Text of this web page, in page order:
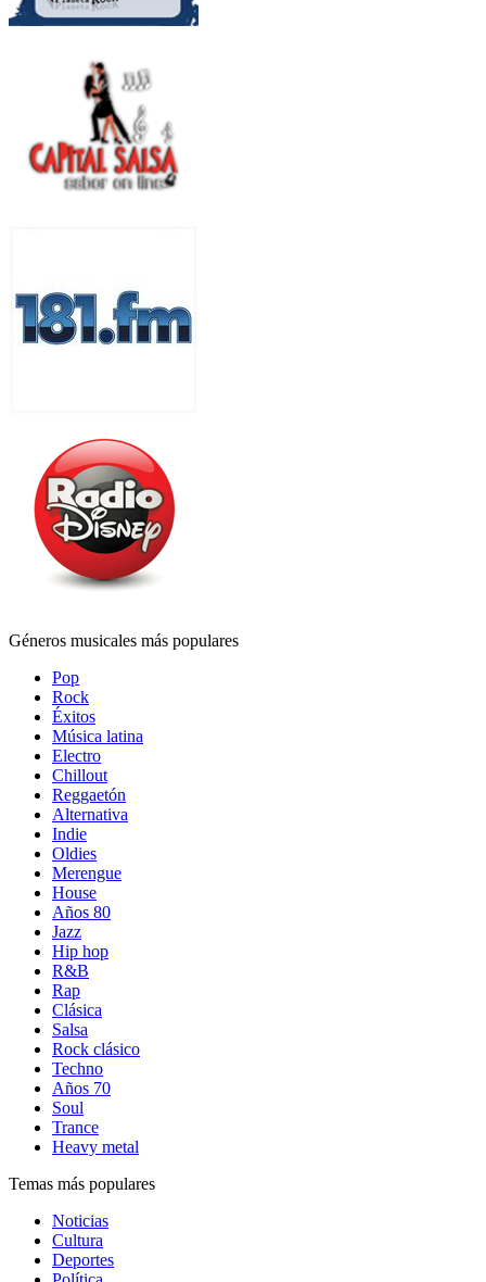
Géneros musicales más populares
Pop
Rock
Éxitos
Música latina
Electro
Chillout
Reggaetón
Alternativa
Indie
Oldies
Merengue
House
Años 80
Jazz
Hip hop
R&B
Rap
Clásica
Salsa
Rock clásico
Techno
Años 70
Soul
Trance
Heavy metal
Temas más populares
Noticias
Cultura
Deportes